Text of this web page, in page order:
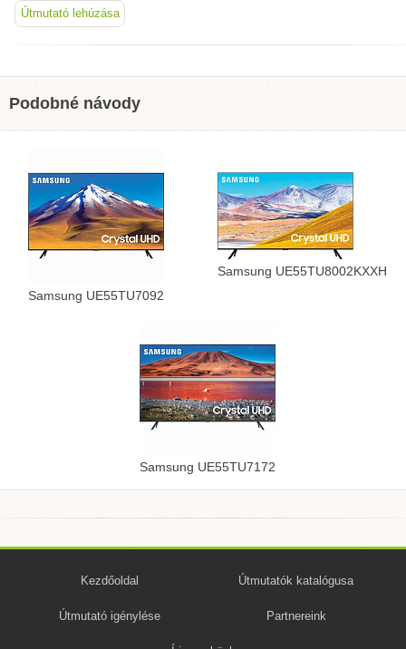
Útmutató lehúzása
Podobné návody
Samsung UE55TU7092
Samsung UE55TU8002KXXH
Samsung UE55TU7172
Kezdőoldal Útmutatók katalógusa
Útmutató igénylése Partnereink